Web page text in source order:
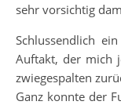
sehr vorsichtig
Schlussendlich
Auftakt, der mich
zwiegespalten
Ganz konnte der